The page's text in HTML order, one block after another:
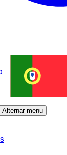
Alternar menu